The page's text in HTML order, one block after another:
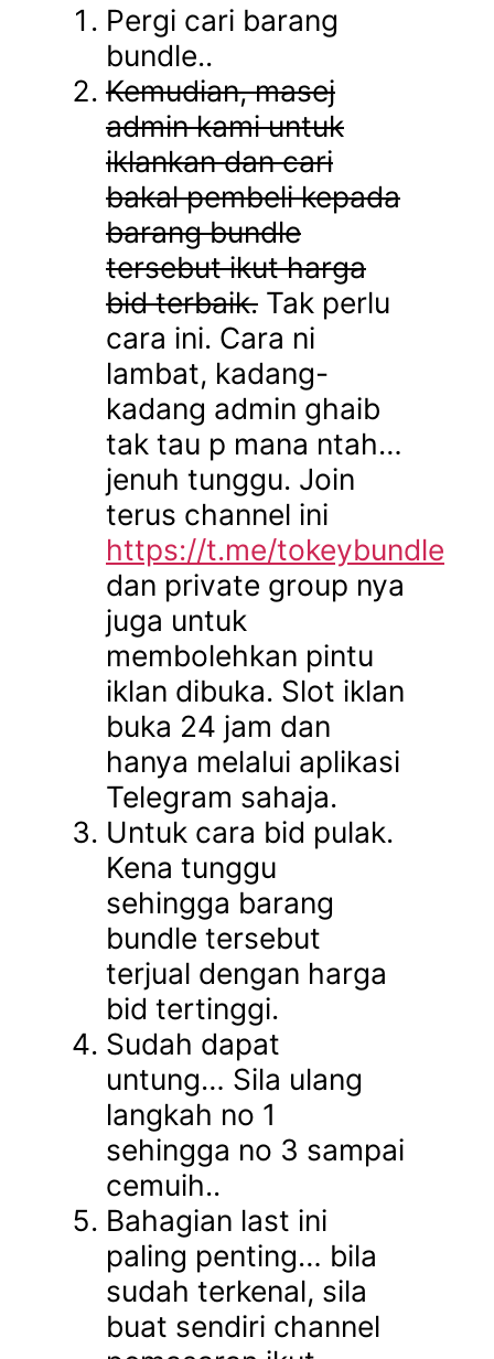
Pergi cari barang
bundle..
Kemudian, masej
admin kami untuk
iklankan dan cari
bakal pembeli kepada
barang bundle
tersebut ikut harga
bid terbaik. Tak perlu
cara ini. Cara ni
lambat, kadang-
kadang admin ghaib
tak tau p mana ntah…
jenuh tunggu. Join
terus channel ini
https://t.me/tokeybundle
dan private group nya
juga untuk
membolehkan pintu
iklan dibuka. Slot iklan
buka 24 jam dan
hanya melalui aplikasi
Telegram sahaja.
Untuk cara bid pulak.
Kena tunggu
sehingga barang
bundle tersebut
terjual dengan harga
bid tertinggi.
Sudah dapat
untung… Sila ulang
langkah no 1
sehingga no 3 sampai
cemuih..
Bahagian last ini
paling penting… bila
sudah terkenal, sila
buat sendiri channel